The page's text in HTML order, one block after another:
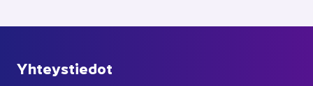
Yh­teys­tie­dot